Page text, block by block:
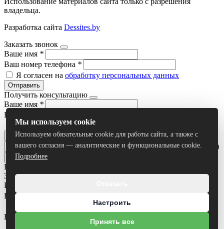
владельца.
Разработка сайта Dessites.by
Заказать звонок
Ваше имя *
Ваш номер телефона *
Я согласен на обработку персональных данных
Отправить
Получить консультацию
Ваше имя *
Ваш номер телефона
Я согласен наобработку персональных данных
Отправить
Умный поиск(тестовый режим)
Все результаты
Задать вопрос
Ваше имя
Ваш номер телефона
Ваш вопрос
обработку персональных данных
Мы используем cookie
Используем обязательные cookie для работы сайта, а также с
вашего согласия — аналитические и функциональные cookie.
Подробнее
Настроить
Принять все